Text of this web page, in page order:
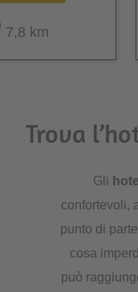
7,8 km
Trova
Gli
confortevoli,
punto di
cosa
può